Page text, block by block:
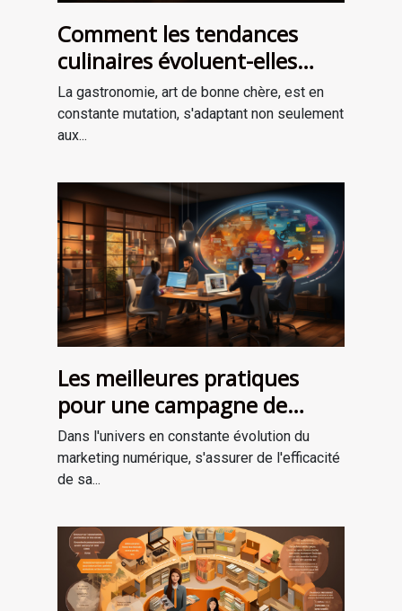
Comment les tendances
culinaires évoluent-elles
avec les saisons ?
La gastronomie, art de bonne chère, est en
constante mutation, s'adaptant non seulement
aux...
Les meilleures pratiques
pour une campagne de
marketing numérique
réussie
Dans l'univers en constante évolution du
marketing numérique, s'assurer de l'efficacité
de sa...